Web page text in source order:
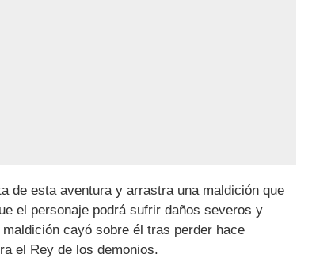
de esta aventura y arrastra una maldición que
el personaje podrá sufrir daños severos y
cayó sobre él tras perder hace
el Rey de los demonios.